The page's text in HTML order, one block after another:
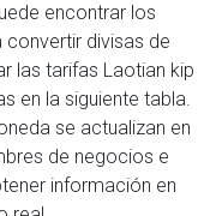
encontrar los
divisas de
las tarifas Laotian kip
en la siguiente tabla.
se actualizan en
de negocios e
información en